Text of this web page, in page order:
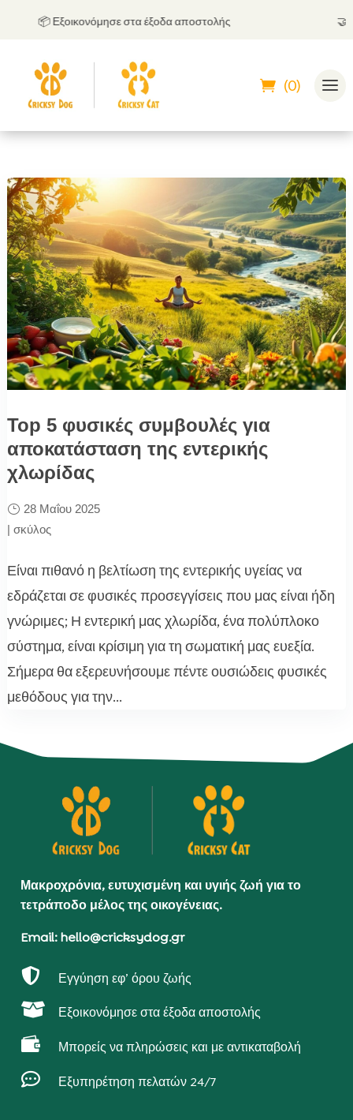
📦 Εξοικονόμησε στα έξοδα αποστολής
(0)
Top 5 φυσικές συμβουλές για
αποκατάσταση της εντερικής
χλωρίδας
28 Μαΐου 2025
| σκύλος
Είναι πιθανό η βελτίωση της εντερικής υγείας να
εδράζεται σε φυσικές προσεγγίσεις που μας είναι ήδη
γνώριμες; Η εντερική μας χλωρίδα, ένα πολύπλοκο
σύστημα, είναι κρίσιμη για τη σωματική μας ευεξία.
Σήμερα θα εξερευνήσουμε πέντε ουσιώδεις φυσικές
μεθόδους για την...
Μακροχρόνια, ευτυχισμένη και υγιής ζωή για το
τετράποδο μέλος της οικογένειας.
Email: hello@cricksydog.gr
 Εγγύηση εφ’ όρου ζωής
 Εξοικονόμησε στα έξοδα αποστολής
 Μπορείς να πληρώσεις και με αντικαταβολή
 Εξυπηρέτηση πελατών 24/7